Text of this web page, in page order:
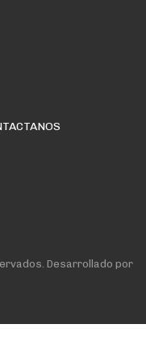
Desarrollado por